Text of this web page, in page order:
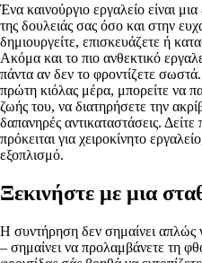
Ένα καινούργιο εργαλείο είναι
της δουλειάς σας όσο και στην
δημιουργείτε, επισκευάζετε ή
Ακόμα και το πιο ανθεκτικό
πάντα αν δεν το φροντίζετε
πρώτη κιόλας μέρα, μπορείτε να
ζωής του, να διατηρήσετε την
δαπανηρές αντικαταστάσεις.
πρόκειται για χειροκίνητο
εξοπλισμό.
Ξεκινήστε με μια
Η συντήρηση δεν σημαίνει απλώς
– σημαίνει να προλαμβάνετε τη